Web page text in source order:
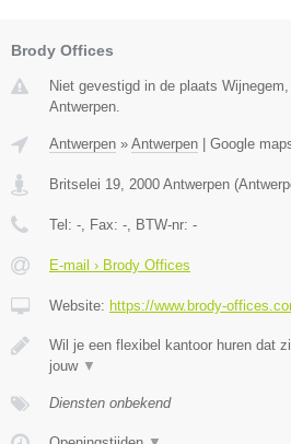
Brody Offices
Niet gevestigd in de plaats
Antwerpen.
Antwerpen » Antwerpen Google
Britselei 19, 2000 Antwerpen (
Tel: -, Fax: -, BTW-nr: -
E-mail › Brody Offices
Website: https://www.brody-
Wil je een flexibel kantoor huren dat
jouw ▼
Diensten onbekend